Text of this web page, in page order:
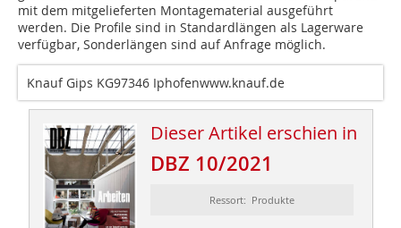
mit dem mitgelieferten Montagematerial ausgeführt
werden. Die Profile sind in Standardlängen als Lagerware
verfügbar, Sonderlängen sind auf Anfrage möglich.
Knauf Gips KG97346 Iphofenwww.knauf.de
Dieser Artikel erschien in
DBZ 10/2021
Ressort: Produkte